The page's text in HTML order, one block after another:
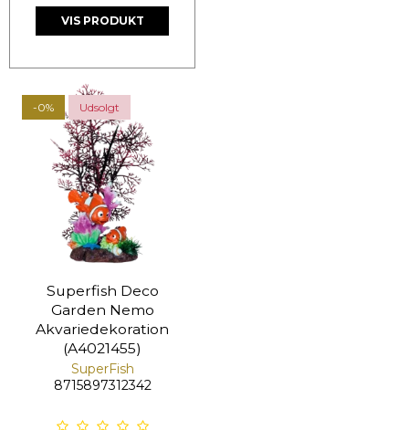
VIS PRODUKT
-0% Udsolgt
Superfish Deco
Garden Nemo
Akvariedekoration
(A4021455)
SuperFish
8715897312342